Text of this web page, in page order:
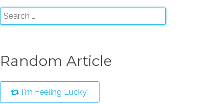
Random Article
I'm Feeling Lucky!